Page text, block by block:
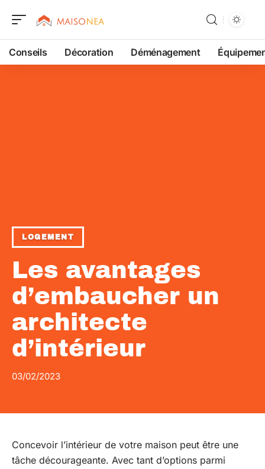
Conseils Décoration Déménagement
LOGEMENT
Les avantages
d’embaucher un
architecte
d’intérieur
03/02/2023
Concevoir l’intérieur de votre maison peut être une
tâche décourageante. Avec tant d’options parmi